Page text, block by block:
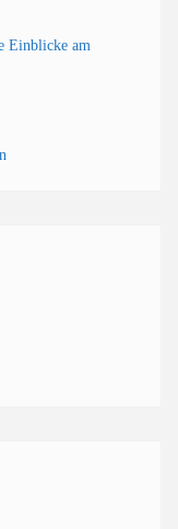
Einblicke am